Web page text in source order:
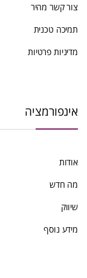
צור קשר מהיר
תמיכה טכנית
מדיניות פרטיות
אינפורמציה
אודות
מה חדש
שיווק
מידע נוסף